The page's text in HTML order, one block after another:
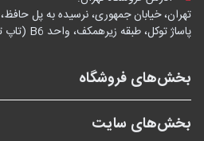
تهران، خیابان جمهوری، نرسیده به پل حافظ،
پاساژ توکل، طبقه زیرهمکف، واحد B6 (تاپ ترونیک)
بخش‌های فروشگاه
بخش‌های سایت